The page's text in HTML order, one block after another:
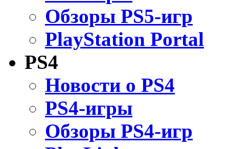
Обзоры PS5-игр
PlayStation Portal
PS4
Новости о PS4
PS4-игры
Обзоры PS4-игр